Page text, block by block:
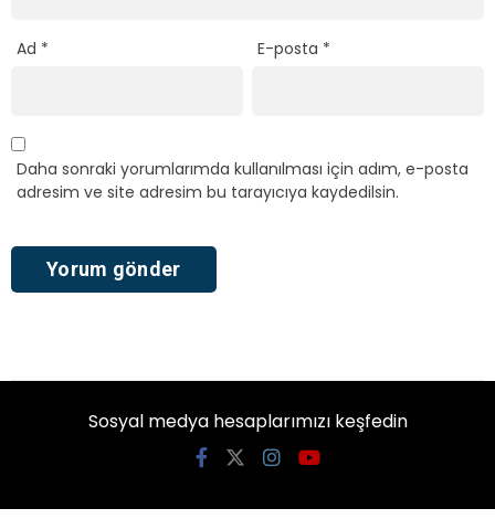
Ad * E-posta *
Daha sonraki yorumlarımda kullanılması için adım, e-posta
adresim ve site adresim bu tarayıcıya kaydedilsin.
Sosyal medya hesaplarımızı keşfedin